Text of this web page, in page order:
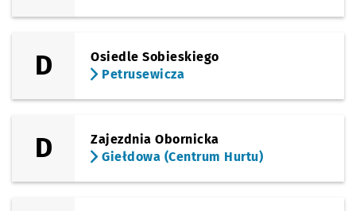
NŻ Przystanek na życzenie
D
Osiedle Sobieskiego
Petrusewicza
D
Zajezdnia Obornicka
Giełdowa (Centrum Hurtu)